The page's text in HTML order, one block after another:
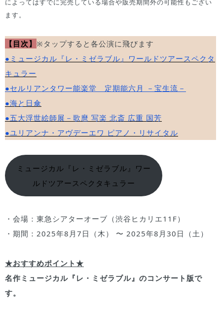
によってはすでに完売している場合や販売期間外の可能性もござい
ます。
【目次】 ※タップすると各公演に飛びます
●ミュージカル『レ・ミゼラブル』ワールドツアースペクタ
キュラー
●セルリアンタワー能楽堂 定期能六月 －宝生流－
●海と日傘
●五大浮世絵師展－歌麿 写楽 北斎 広重 国芳
●ユリアンナ・アヴデーエワ ピアノ・リサイタル
ミュージカル『レ・ミゼラブル』ワー
ルドツアースペクタキュラー
・会場：東急シアターオーブ（渋谷ヒカリエ11F）
・期間：2025年8月7日（木） 〜 2025年8月30日（土）
★おすすめポイント★
名作ミュージカル『レ・ミゼラブル』のコンサート版で
す。